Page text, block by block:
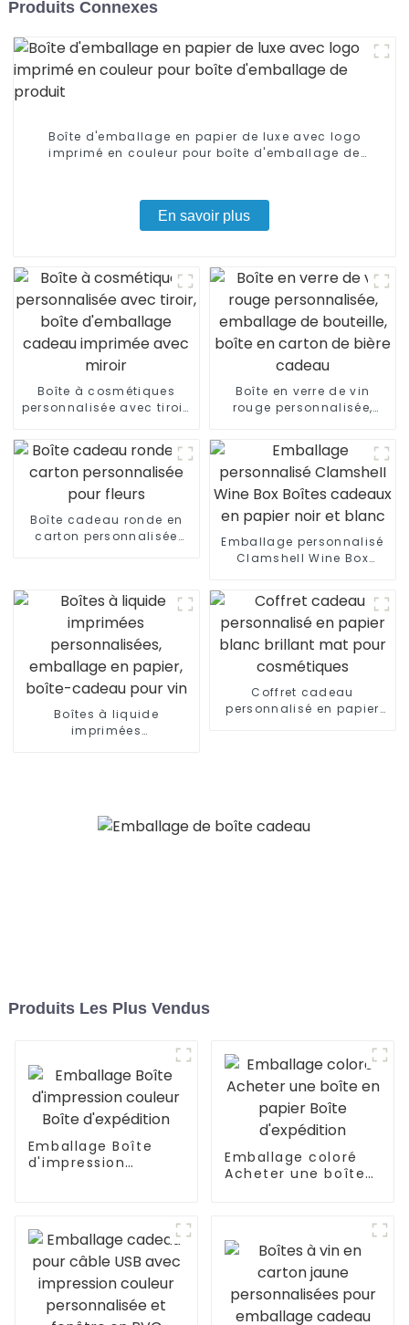
Produits Connexes
Boîte d'emballage en papier de luxe avec logo
imprimé en couleur pour boîte d'emballage de
En savoir plus
Boîte à cosmétiques
personnalisée avec tiroir,
cadeau imprimée avec
miroir
Boîte en verre de vin
rouge personnalisée,
boîte en carton de bière
cadeau
Boîte cadeau ronde en
carton personnalisée
Emballage personnalisé
Clamshell Wine Box
Boîtes à liquide
imprimées
Coffret cadeau
personnalisé en papier
Produits Les Plus Vendus
Emballage Boîte
d'impression
Emballage coloré
Acheter une boîte